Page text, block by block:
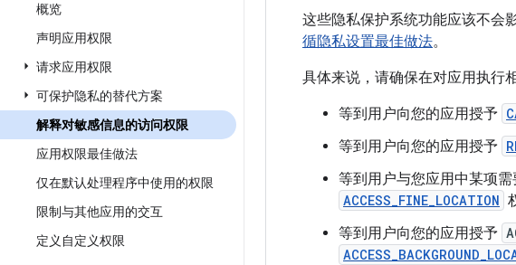
概览
声明应用权限
请求应用权限
可保护隐私的替代方案
解释对敏感信息的访问权限
应用权限最佳做法
仅在默认处理程序中使用的权限
限制与其他应用的交互
定义自定义权限
这些隐私保护系统功能应该不会
循隐私设置最佳做法。
具体来说，请确保在对应用执行
等到用户向您的应用授予
等到用户向您的应用授予
等到用户与您应用中某项
ACCESS_FINE_LOCATION
等到用户向您的应用授予